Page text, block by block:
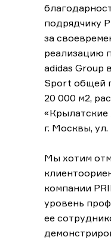
подрядчику
за
реализацию
adidas Group
Sport общей
20 000 м2,
«Крылатские
г. Москвы,
Мы хотим
компании
уровень
ее